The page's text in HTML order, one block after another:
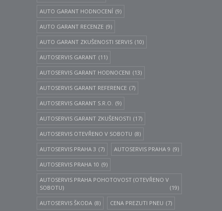
AUTO GARANT HODNOCENÍ (9)
AUTO GARANT RECENZE (9)
AUTO GARANT ZKUŠENOSTI SERVIS (10)
AUTOSERVIS GARANT (11)
AUTOSERVIS GARANT HODNOCENI (13)
AUTOSERVIS GARANT REFERENCE (7)
AUTOSERVIS GARANT S.R.O. (9)
AUTOSERVIS GARANT ZKUŠENOSTI (17)
AUTOSERVIS OTEVŘENO V SOBOTU (8)
AUTOSERVIS PRAHA 3 (7) AUTOSERVIS PRAHA 9 (9)
AUTOSERVIS PRAHA 10 (9)
AUTOSERVIS PRAHA POHOTOVOST (OTEVŘENO V
SOBOTU)
(19)
AUTOSERVIS ŠKODA (8) CENA PREZUTI PNEU (7)